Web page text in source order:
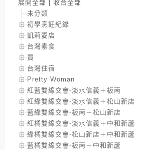
展開全部
收合全部
未分類
初學烹飪紀錄
凱莉愛店
台灣素食
買
台灣住宿
Pretty Woman
紅藍雙線交會-淡水信義＋板南
紅綠雙線交會-淡水信義＋松山新店
藍綠雙線交會-板南＋松山新店
紅橘雙線交會-淡水信義＋中和新蘆
綠橘雙線交會-松山新店＋中和新蘆
藍橘雙線交會-板南＋中和新蘆